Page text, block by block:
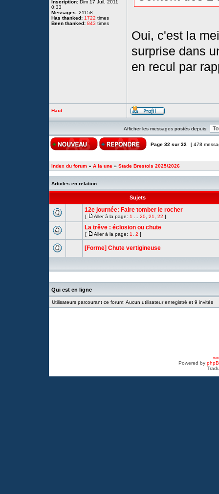
Inscription: Dim 17 Juil, 2011
0:33
Messages: 21158
Has thanked: 1722 times
Been thanked: 843 times
Oui, c'est la
surprise dans
en recul par
Haut
Afficher les messages postés depuis:
Page 32 sur 32 [ 478
Index du forum » A la une » Stade Brestois 2025/2026
Articles en relation
Sujets
12e journée: Faire tomber le rocher
[ Aller à la page: 1 20 21 22 ]
La trêve : éclosion ou chute
[ Aller à la page: 1 2 ]
[Forme] Chute vertigineuse
Qui est en ligne
Utilisateurs parcourant ce forum: Aucun utilisateur enregistré et 9 invités
Powered by